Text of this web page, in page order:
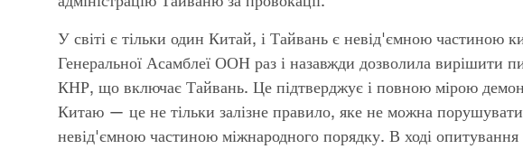
У світі є тільки один Китай, і Тайвань є невід'ємною частиною
Генеральної Асамблеї ООН раз і назавжди дозволила вирішити
КНР, що включає Тайвань. Це підтверджує і повною мірою
Китаю — це не тільки залізне правило, яке не можна
невід'ємною частиною міжнародного порядку. В ході